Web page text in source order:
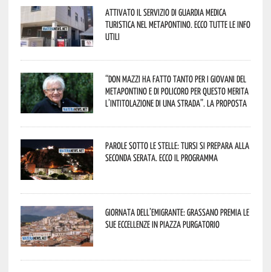
Attivato il servizio di Guardia Medica
Turistica nel Metapontino. Ecco tutte le info
utili
“Don Mazzi ha fatto tanto per i giovani del
Metapontino e di Policoro per questo merita
l’intitolazione di una strada”. La proposta
Parole sotto le stelle: Tursi si prepara alla
seconda serata. Ecco il programma
Giornata dell’Emigrante: Grassano premia le
sue eccellenze in Piazza Purgatorio